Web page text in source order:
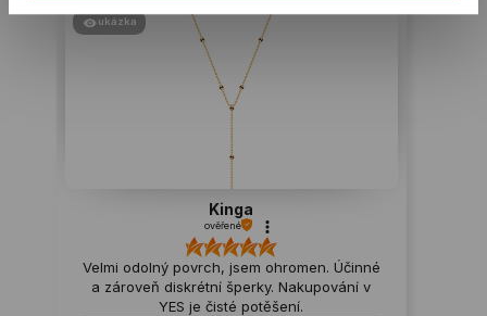
ukázka
Kinga
ověřené
Velmi odolný povrch, jsem ohromen. Účinné
a zároveň diskrétní šperky. Nakupování v
YES je čisté potěšení.